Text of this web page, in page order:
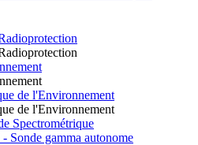
de l'Environnement
de l'Environnement
Spectrométrique
gamma autonome